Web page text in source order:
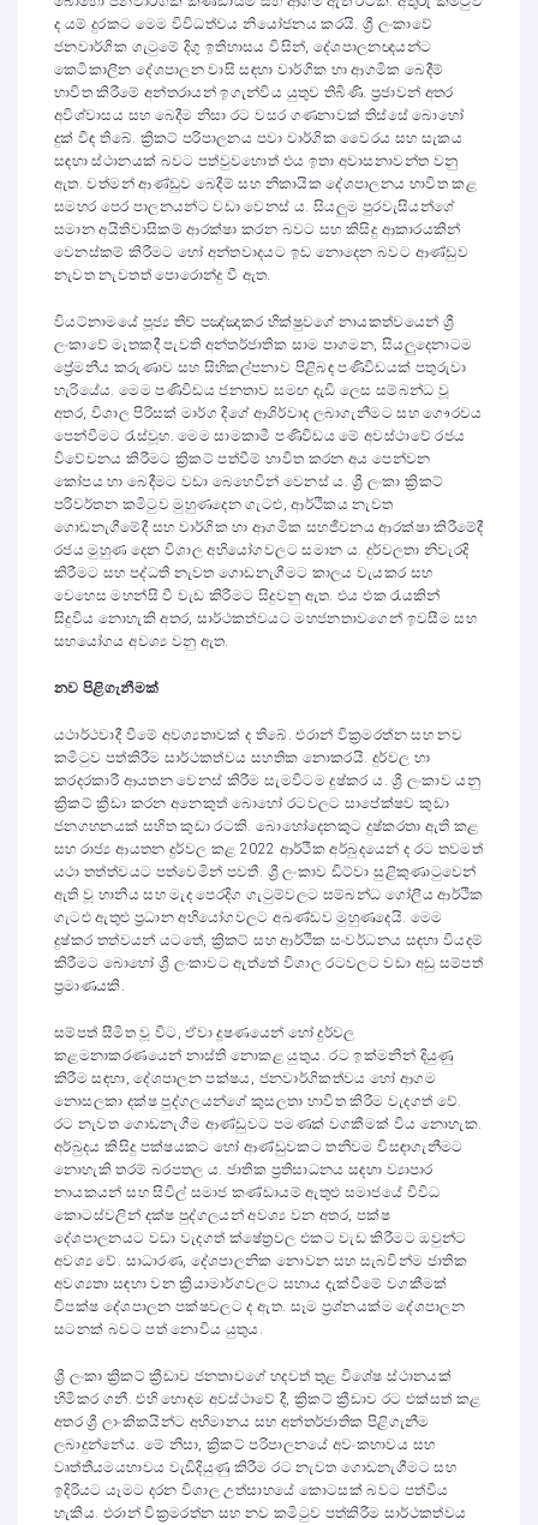
ද යම් දුරකට මෙම විවිධත්වය නියෝජනය කරයි. ශ්‍රී ලංකාවේ
ජනවාර්ගික ගැටුමේ දිගු ඉතිහාසය විසින්, දේශපාලනඥයන්ට
කෙටිකාලීන දේශපාලන වාසි සඳහා වාර්ගික හා ආගමික බෙදීම්
භාවිත කිරීමේ අන්තරායන් ඉගැන්විය යුතුව තිබිණි. ප්‍රජාවන් අතර
අවිශ්වාසය සහ බෙදීම නිසා රට වසර ගණනාවක් තිස්සේ බොහෝ
දුක් විඳ තිබේ. ක්‍රිකට් පරිපාලනය පවා වාර්ගික වෛරය සහ සැකය
සඳහා ස්ථානයක් බවට පත්වුවහොත් එය ඉතා අවාසනාවන්ත වනු
ඇත. වත්මන් ආණ්ඩුව බෙදීම් සහ නිකායික දේශපාලනය භාවිත කළ
සමහර පෙර පාලනයන්ට වඩා වෙනස් ය. සියලුම පුරවැසියන්ගේ
සමාන අයිතිවාසිකම් ආරක්ෂා කරන බවට සහ කිසිදු ආකාරයකින්
වෙනස්කම් කිරීමට හෝ අන්තවාදයට ඉඩ නොදෙන බවට ආණ්ඩුව
නැවත නැවතත් පොරොන්දු වී ඇත.
වියට්නාමයේ පූජ්‍ය තිච් පඤ්ඤාකර භික්ෂුවගේ නායකත්වයෙන් ශ්‍රී
ලංකාවේ මෑතකදී පැවති අන්තර්ජාතික සාම පාගමන, සියලුදෙනාටම
ප්‍රේමනීය කරුණාව සහ සිහිකල්පනාව පිළිබඳ පණිවිඩයක් පතුරුවා
හැරියේය. මෙම පණිවිඩය ජනතාව සමඟ දැඩි ලෙස සම්බන්ධ වූ
අතර, විශාල පිරිසක් මාර්ග දිගේ ආශිර්වාද ලබාගැනීමට සහ ගෞරවය
පෙන්වීමට රැස්වූහ. මෙම සාමකාමී පණිවිඩය මේ අවස්ථාවේ රජය
විවේචනය කිරීමට ක්‍රිකට් පත්වීම් භාවිත කරන අය පෙන්වන
කෝපය හා බෙදීමට වඩා බෙහෙවින් වෙනස් ය. ශ්‍රී ලංකා ක්‍රිකට්
පරිවර්තන කමිටුව මුහුණදෙන ගැටළු, ආර්ථිකය නැවත
ගොඩනැගීමේදී සහ වාර්ගික හා ආගමික සහජීවනය ආරක්ෂා කිරීමේදී
රජය මුහුණ දෙන විශාල අභියෝගවලට සමාන ය. දුර්වලතා නිවැරදි
කිරීමට සහ පද්ධති නැවත ගොඩනැගීමට කාලය වැයකර සහ
වෙහෙස මහන්සි වී වැඩ කිරීමට සිදුවනු ඇත. එය එක රැයකින්
සිදුවිය නොහැකි අතර, සාර්ථකත්වයට මහජනතාවගෙන් ඉවසීම සහ
සහයෝගය අවශ්‍ය වනු ඇත.
නව පිළිගැනීමක්
යථාර්ථවාදී වීමේ අවශ්‍යතාවක් ද තිබේ. එරාන් වික්‍රමරත්න සහ නව
කමිටුව පත්කිරීම සාර්ථකත්වය සහතික නොකරයි. දුර්වල හා
කරදරකාරී ආයතන වෙනස් කිරීම සැමවිටම දුෂ්කර ය. ශ්‍රී ලංකාව යනු
ක්‍රිකට් ක්‍රීඩා කරන අනෙකුත් බොහෝ රටවලට සාපේක්ෂව කුඩා
ජනගහනයක් සහිත කුඩා රටකි. බොහෝදෙනකුට දුෂ්කරතා ඇති කළ
සහ රාජ්‍ය ආයතන දුර්වල කළ 2022 ආර්ථික අර්බුදයෙන් ද රට තවමත්
යථා තත්ත්වයට පත්වෙමින් පවතී. ශ්‍රී ලංකාව ඩිට්වා සුළිකුණාටුවෙන්
ඇති වූ හානිය සහ මැද පෙරදිග ගැටුම්වලට සම්බන්ධ ගෝලීය ආර්ථික
ගැටළු ඇතුළු ප්‍රධාන අභියෝගවලට අඛණ්ඩව මුහුණදෙයි. මෙම
දුෂ්කර තත්වයන් යටතේ, ක්‍රිකට් සහ ආර්ථික සංවර්ධනය සඳහා වියදම්
කිරීමට බොහෝ ශ්‍රී ලංකාවට ඇත්තේ විශාල රටවලට වඩා අඩු සම්පත්
ප්‍රමාණයකි.
සම්පත් සීමිත වූ විට, ඒවා දූෂණයෙන් හෝ දුර්වල
කළමනාකරණයෙන් නාස්ති නොකළ යුතුය. රට ඉක්මනින් දියුණු
කිරීම සඳහා, දේශපාලන පක්ෂය, ජනවාර්ගිකත්වය හෝ ආගම
නොසලකා දක්ෂ පුද්ගලයන්ගේ කුසලතා භාවිත කිරීම වැදගත් වේ.
රට නැවත ගොඩනැගීම ආණ්ඩුවට පමණක් වගකීමක් විය නොහැක.
අර්බුදය කිසිදු පක්ෂයකට හෝ ආණ්ඩුවකට තනිවම විසඳාගැනීමට
නොහැකි තරම් බරපතල ය. ජාතික ප්‍රතිසාධනය සඳහා ව්‍යාපාර
නායකයන් සහ සිවිල් සමාජ කණ්ඩායම් ඇතුළු සමාජයේ විවිධ
කොටස්වලින් දක්ෂ පුද්ගලයන් අවශ්‍ය වන අතර, පක්ෂ
දේශපාලනයට වඩා වැදගත් ක්ෂේත්‍රවල එකට වැඩ කිරීමට ඔවුන්ට
අවශ්‍ය වේ. සාධාරණ, දේශපාලනික නොවන සහ සැබවින්ම ජාතික
අවශ්‍යතා සඳහා වන ක්‍රියාමාර්ගවලට සහාය දැක්වීමේ වගකීමක්
විපක්ෂ දේශපාලන පක්ෂවලට ද ඇත. සෑම ප්‍රශ්නයක්ම දේශපාලන
සටනක් බවට පත් නොවිය යුතුය.
ශ්‍රී ලංකා ක්‍රිකට් ක්‍රීඩාව ජනතාවගේ හදවත් තුළ විශේෂ ස්ථානයක්
හිමිකර ගනී. එහි හොඳම අවස්ථාවේ දී, ක්‍රිකට් ක්‍රීඩාව රට එක්සත් කළ
අතර ශ්‍රී ලාංකිකයින්ට අභිමානය සහ අන්තර්ජාතික පිළිගැනීම
ලබාදුන්නේය. මේ නිසා, ක්‍රිකට් පරිපාලනයේ අවංකභාවය සහ
වෘත්තීයමයභාවය වැඩිදියුණු කිරීම රට නැවත ගොඩනැගීමට සහ
ඉදිරියට යෑමට දරන විශාල උත්සාහයේ කොටසක් බවට පත්විය
හැකිය. එරාන් වික්‍රමරත්න සහ නව කමිටුව පත්කිරීම සාර්ථකත්වය